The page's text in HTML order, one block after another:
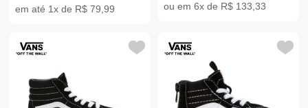
em até 1x de R$ 79,99 ou em 6x de R$ 133,33